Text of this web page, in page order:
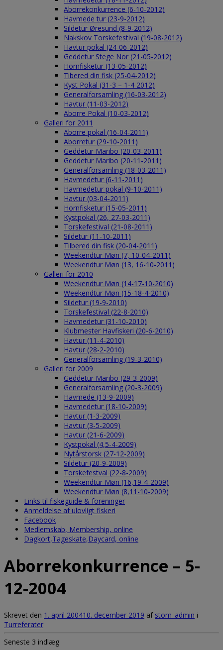
Aborrekonkurrence (6-10-2012)
Havmede tur (23-9-2012)
Sildetur Øresund (8-9-2012)
Nakskov Torskefestival (19-08-2012)
Havtur pokal (24-06-2012)
Geddetur Stege Nor (21-05-2012)
Hornfisketur (13-05-2012)
Tibered din fisk (25-04-2012)
Kyst Pokal (31-3 – 1-4 2012)
Generalforsamling (16-03-2012)
Havtur (11-03-2012)
Aborre Pokal (10-03-2012)
Galleri for 2011
Aborre pokal (16-04-2011)
Aborretur (29-10-2011)
Geddetur Maribo (20-03-2011)
Geddetur Maribo (20-11-2011)
Generalforsamling (18-03-2011)
Havmedetur (6-11-2011)
Havmedetur pokal (9-10-2011)
Havtur (03-04-2011)
Hornfisketur (15-05-2011)
Kystpokal (26, 27-03-2011)
Torskefestival (21-08-2011)
Sildetur (11-10-2011)
Tilbered din fisk (20-04-2011)
Weekendtur Møn (7, 10-04-2011)
Weekendtur Møn (13, 16-10-2011)
Galleri for 2010
Weekendtur Møn (14-17-10-2010)
Weekendtur Møn (15-18-4-2010)
Sildetur (19-9-2010)
Torskefestival (22-8-2010)
Havmedetur (31-10-2010)
Klubmester Havfiskeri (20-6-2010)
Havtur (11-4-2010)
Havtur (28-2-2010)
Generalforsamling (19-3-2010)
Galleri for 2009
Geddetur Maribo (29-3-2009)
Generalforsamling (20-3-2009)
Havmede (13-9-2009)
Havmedetur (18-10-2009)
Havtur (1-3-2009)
Havtur (3-5-2009)
Havtur (21-6-2009)
Kystpokal (4,5-4-2009)
Nytårstorsk (27-12-2009)
Sildetur (20-9-2009)
Torskefestval (22-8-2009)
Weekendtur Møn (16,19-4-2009)
Weekendtur Møn (8,11-10-2009)
Links til fiskeguide & foreninger
Anmeldelse af ulovligt fiskeri
Facebook
Medlemskab, Membership, online
Dagkort,Tageskate,Daycard, online
Aborrekonkurrence – 5-
12-2004
Skrevet den 1. april 200410. december 2019 af stom_admin i
Turreferater
Seneste 3 indlæg